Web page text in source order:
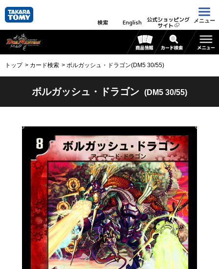
検索 English 公式ショッピング
サイト
メニュー
トップ カード検索 ボルガッシュ・ドラゴン(DM5 30/55)
ボルガッシュ・ドラゴン (DM5 30/55)